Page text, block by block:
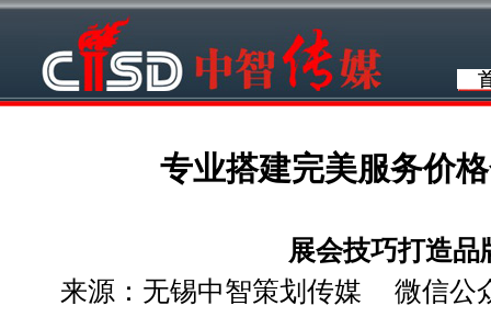
专业搭建完美服务价
展会技巧打造品
来源：无锡中智策划传媒 微信公